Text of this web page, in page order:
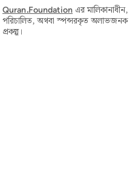
Quran.Foundation এর মালিকানাধীন,
পরিচালিত, অথবা স্পন্সরকৃত অলাভজনক
প্রকল্প।